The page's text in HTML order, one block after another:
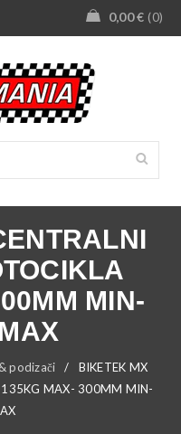
0,00€ 0
MIN-
podizači /
BIKETEK MX
135KG MAX- 300MM MIN-